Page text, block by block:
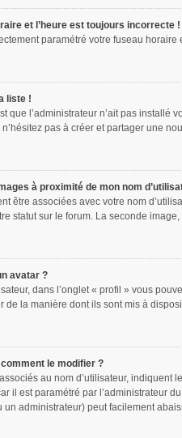
et l’heure est toujours incorrecte !
paramétré votre fuseau
liste !
que l’administrateur n’ait pas
pas à créer et partager une
à proximité de mon nom
être associées avec votre nom
statut sur le forum. La seconde
avatar ?
dans l’onglet « profil » vous
de la manière dont ils sont mis à
le modifier ?
au nom d’utilisateur,
il est paramétré par l’administrateur
un administrateur) peut facilement